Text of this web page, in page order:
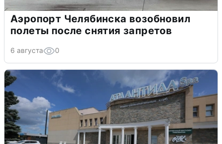
Аэропорт Челябинска возобновил
полеты после снятия запретов
6 августа 0